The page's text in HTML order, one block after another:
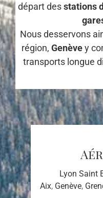
départ desstations
Nous desservons
région, Genèvey
transports longue
Lyon Saint
Aix, Genève,